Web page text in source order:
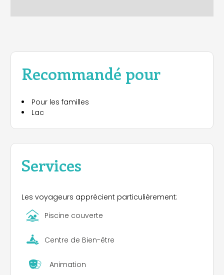
Recommandé pour
Pour les familles
Lac
Services
Les voyageurs apprécient particulièrement:
Piscine couverte
Centre de Bien-être
Animation